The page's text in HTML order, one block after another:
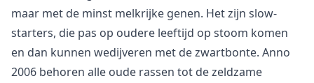
maar met de minst melkrijke genen. Het zijn slow-
starters, die pas op oudere leeftijd op stoom komen
en dan kunnen wedijveren met de zwartbonte. Anno
2006 behoren alle oude rassen tot de zeldzame